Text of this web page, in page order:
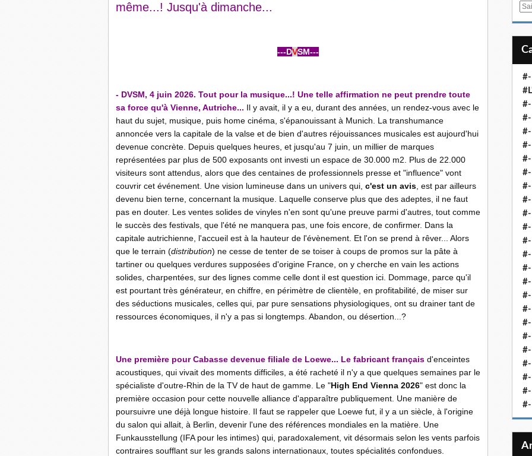
même...! Jusqu'à dimanche...
---DVSM---
- DVSM, 4 juin 2026. Tout pour la musique...! Une telle affirmation ne peut prendre toute
sa force qu'à Vienne, Autriche... Il y avait, il y a eu, durant des années, un rendez-vous avec le
haut du sujet, musique, puis home cinéma, s'épanouissant à Munich. La transhumance
annoncée vers la capitale de la valse et de bien d'autres réjouissances musicales est aujourd'hui
devenue concrète. Depuis quelques heures, et jusqu'au 7 juin, un millier de marques
représentées par plus de 500 exposants ont investi un espace de 30.000 m2. Plus de 22.000
visiteurs sont attendus, alors que des centaines de professionnels presse et "influence" vont
couvrir cet événement. Une vision lumineuse dans un univers qui, c'est un avis , est par ailleurs
devenu bien terne, concernant la musique. Laquelle conserve plus que des adeptes, il ne faut
pas en douter. Les ventes solides de vinyles n'en sont qu'une preuve parmi d'autres, tout comme
le succès des festivals, que l'été ne manquera pas, une fois encore, de confirmer. Dans la
capitale autrichienne, l'accueil est à la hauteur de l'évènement. Et l'on se prend à rêver... Alors
que le terrain (distribution) ne cesse de tenter de se toiser à coups de promos sur la pâte à
tartiner ou quelques verdures supposées d'origine France, on y cherche en vain les actions
solides, charpentées, sur des lignes comme celle dont il est question ici. Dommage, parce qu'il
est pourtant très générateur, en chiffre, en périmètre de clientèle, en profitabilité, de miser sur
des séductions musicales, celles qui, par pure sensations physiologiques, ont su drainer tant de
ressources économiques, il n'y a pas si longtemps. Abandon, ou désertion...?
Une première pour Cabasse devenue filiale de Loewe... Le fabricant français d'enceintes
acoustiques, qui vivait des moments difficiles, a été racheté il n'y a que quelques semaines par le
spécialiste d'outre-Rhin de la TV de haut de gamme. Le "High End Vienna 2026" est donc la
première occasion pour cette nouvelle alliance d'apparaître publiquement. Une manière de
poursuivre une déjà longue histoire. Il faut se rappeler que Loewe fut, il y a un siècle, à l'origine
du salon qui allait, à Berlin, devenir l'une des références mondiales en la matière. Une
Funkausstellung (IFA pour les intimes) qui, paradoxalement, vit désormais selon les vents parfois
contraires soufflant sur les grands salons internationaux, toutes spécialités confondues.
E
#-
#-
#-
#-
#-
#-
#-
#-
#-
#-
#-
#-
#-
#-
#-
#-